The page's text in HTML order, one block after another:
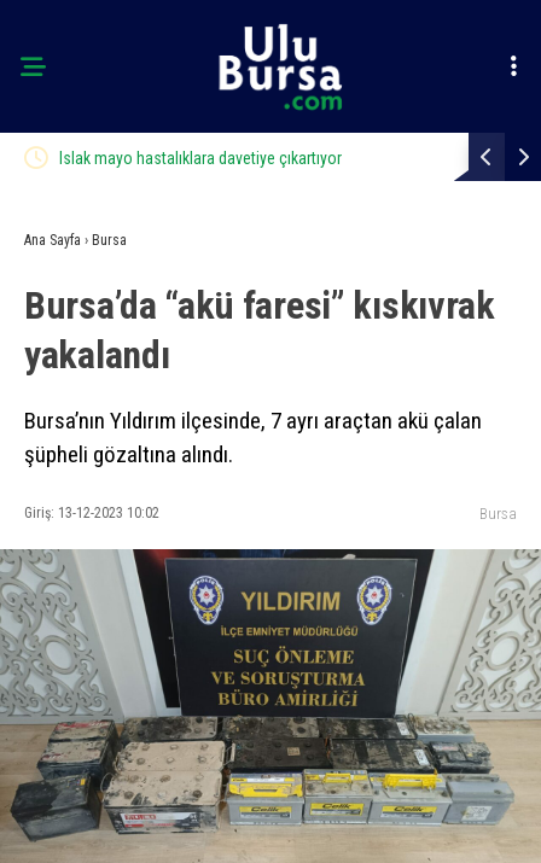
Bir adımla hayata tutundu, motosikletli duvara çarparak Bursalı
Ana Sayfa › Bursa
Bursa’da “akü faresi” kıskıvrak
yakalandı
Bursa’nın Yıldırım ilçesinde, 7 ayrı araçtan akü çalan
şüpheli gözaltına alındı.
Giriş: 13-12-2023 10:02 Bursa